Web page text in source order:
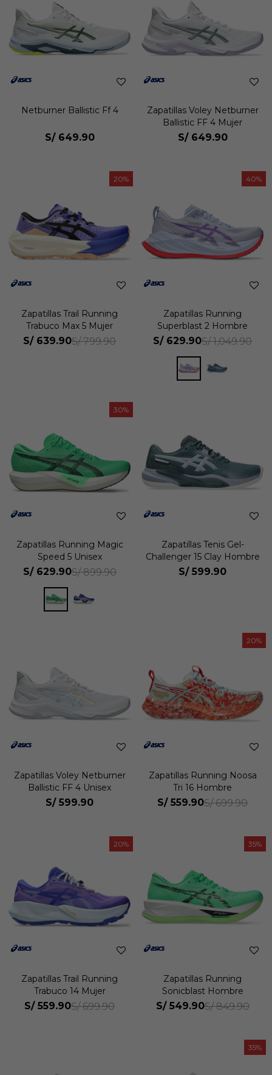
Netburner Ballistic Ff 4
S/ 649.90
Zapatillas Voley Netburner
Ballistic FF 4 Mujer
S/ 649.90
20
Zapatillas Trail Running
Trabuco Max 5 Mujer
S/ 639.90S/ 799.90
40
Zapatillas Running
Superblast 2 Hombre
S/ 629.90S/ 1,049.90
30
Zapatillas Running Magic
Speed 5 Unisex
S/ 629.90S/ 899.90
Zapatillas Tenis Gel-
Challenger 15 Clay Hombre
S/ 599.90
Zapatillas Voley Netburner
Ballistic FF 4 Unisex
S/ 599.90
20
Zapatillas Running Noosa
Tri 16 Hombre
S/ 559.90S/ 699.90
20
Zapatillas Trail Running
Trabuco 14 Mujer
S/ 559.90S/ 699.90
35
Zapatillas Running
Sonicblast Hombre
S/ 549.90S/ 849.90
35